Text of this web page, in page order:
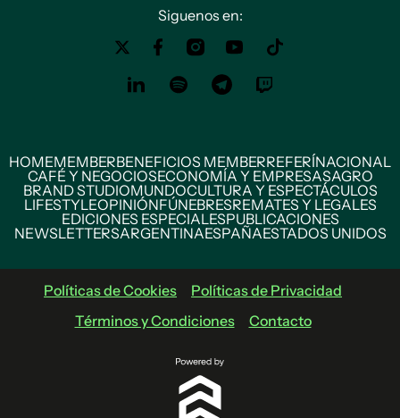
Siguenos en:
HOMEMEMBERBENEFICIOS MEMBERREFERÍNACIONAL
CAFÉ Y NEGOCIOSECONOMÍA Y EMPRESASAGRO
BRAND STUDIOMUNDOCULTURA Y ESPECTÁCULOS
LIFESTYLEOPINIÓNFÚNEBRESREMATES Y LEGALES
EDICIONES ESPECIALESPUBLICACIONES
NEWSLETTERSARGENTINAESPAÑAESTADOS UNIDOS
Políticas de Cookies
Políticas de Privacidad
Términos y Condiciones
Contacto